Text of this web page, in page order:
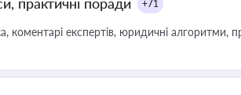
+71
коментарі експертів, юридичні алгоритми,